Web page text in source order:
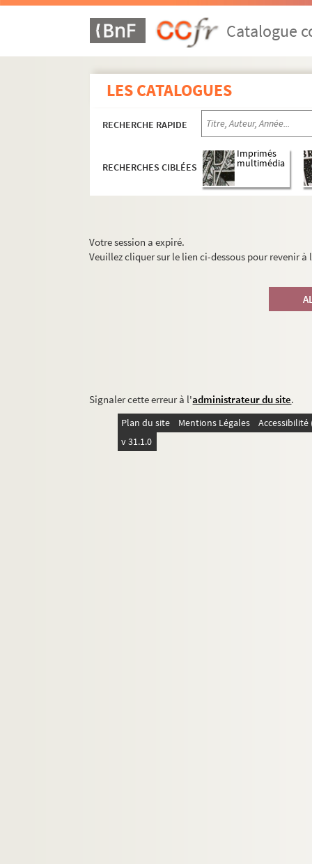
Catalogue
LES CATALOGUES
RECHERCHE RAPIDE
RECHERCHES CIBLÉES
Imprimés
multimédia
Votre session a expiré.
Veuillez cliquer sur le lien ci-dessous pour revenir
Signaler cette erreur à l'administrateur du site.
Plan du site Mentions Légales
v 31.1.0